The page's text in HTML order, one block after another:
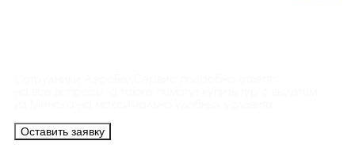
Оставить заявку